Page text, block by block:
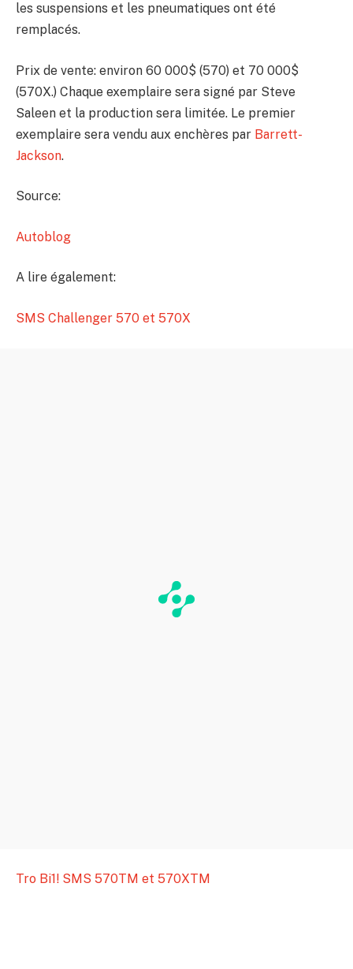
les suspensions et les pneumatiques ont été
remplacés.
Prix de vente: environ 60 000$ (570) et 70 000$
(570X.) Chaque exemplaire sera signé par Steve
Saleen et la production sera limitée. Le premier
exemplaire sera vendu aux enchères par Barrett-
Jackson.
Source:
Autoblog
A lire également:
SMS Challenger 570 et 570X
Tro Bi1! SMS 570TM et 570XTM